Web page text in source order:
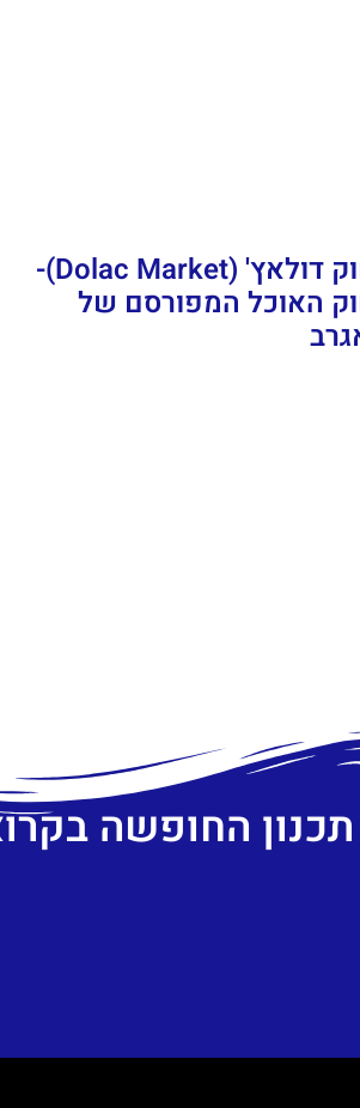
שוק דולאץ' (Dolac Market)-
האוכל המפורסם של
החופשה